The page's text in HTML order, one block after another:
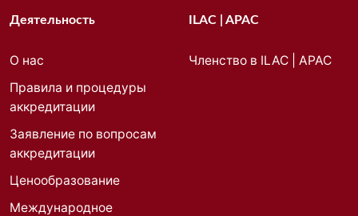
Деятельность
О нас
Правила и процедуры
аккредитации
Заявление по вопросам
аккредитации
Ценообразование
Международное
ILAC | APAC
Членство в ILAC | APAC